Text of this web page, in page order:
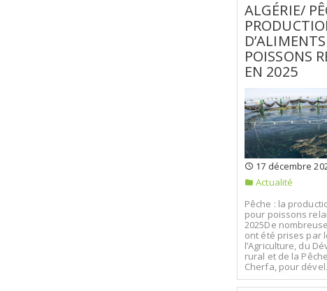
ALGÉRIE/
POISSONS
EN 2025
17 décembre
Actualité
Pêche : la
pour poissons
2025De
ont été prises par
l’Agriculture, du
rural et de la
Cherfa, pour